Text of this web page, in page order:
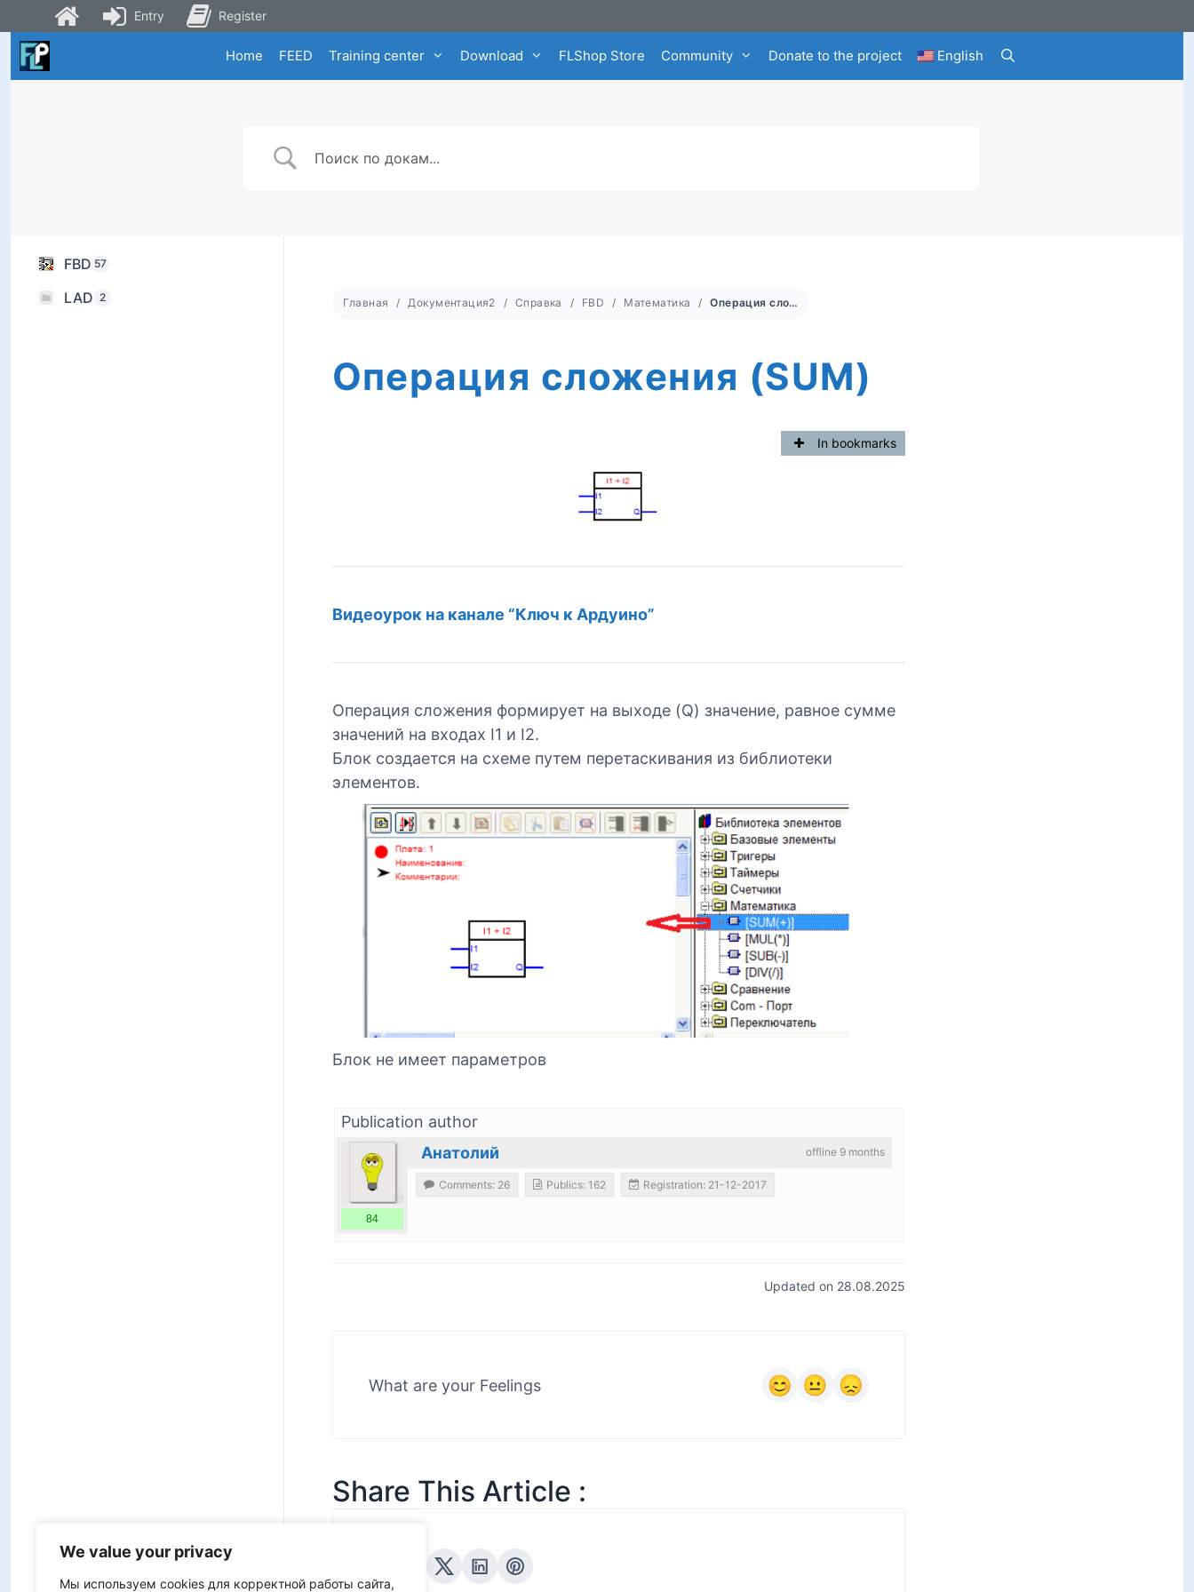
We value your privacy
Мы используем cookies для корректной работы сайта,
Skip
Home FEED Training center Download FLShop Store Community Donate to the project English
FBD 57
LAD 2 Главная Документация2 Справка FBD Математика Операция сложения (SUM)
Операция сложения (SUM)
In bookmarks
Видеоурок на канале “Ключ к Ардуино”
Операция сложения формирует на выходе (Q) значение, равное сумме
значений на входах I1 и I2.
Блок создается на схеме путем перетаскивания из библиотеки
элементов.
Блок не имеет параметров
Publication author
offline 9 months
Анатолий
84
Comments: 26 Publics: 162 Registration: 21-12-2017
Updated on 28.08.2025
What are your Feelings
Share This Article :
Entry Register